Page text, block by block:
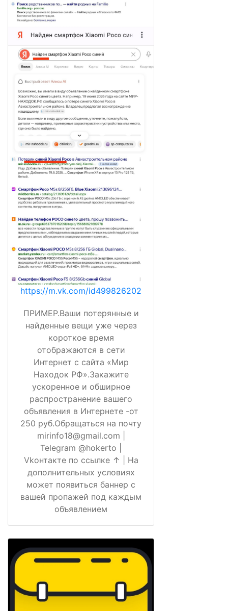
https://m.vk.com/id499826202
ПРИМЕР.Ваши потерянные и
найденные вещи уже через
короткое время
отображаются в сети
Интернет с сайта «Мир
Находок РФ».Закажите
ускоренное и обширное
распространение вашего
объявления в Интернете -от
250 руб.Обращаться на почту
mirinfo18@gmail.com |
Telegram @hokerto |
Vkонтакте по ссылке ↑ | На
дополнительных условиях
может появиться баннер с
вашей пропажей под каждым
объявлением